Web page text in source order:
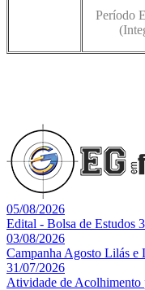
Período
05/08/2026
Edital - Bolsa de Estudos
03/08/2026
Campanha Agosto Lilás e
31/07/2026
Atividade de Acolhimento